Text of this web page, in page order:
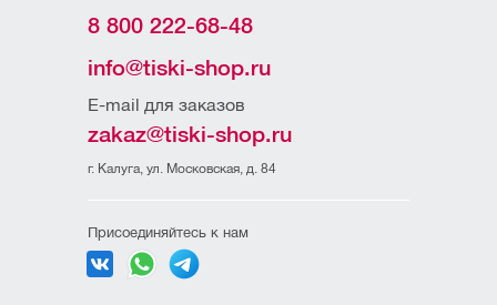
8 800 222-68-48
info@tiski-shop.ru
E-mail для заказов
zakaz@tiski-shop.ru
г. Калуга, ул. Московская, д. 84
Присоединяйтесь к нам